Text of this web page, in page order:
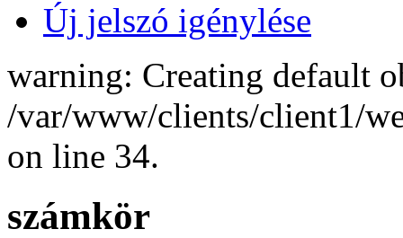
Új jelszó igénylése
warning: Creating default
/var/www/clients/client1/
on line 34.
számkör